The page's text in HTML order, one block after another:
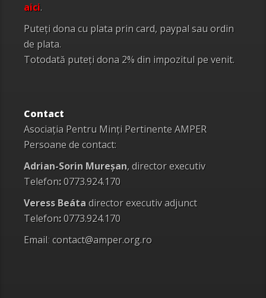
aici.
Puteți dona cu plata prin card, paypal sau ordin
de plata.
Totodată puteți dona 2% din impozitul pe venit.
Contact
Asociația Pentru Minți Pertinente AMPER
Persoane de contact:
Adrian-Sorin Mureșan, director executiv
Telefon:0773.924.170
Veress Beátadirector executiv adjunct
Telefon:0773.924.170
Email:contact@amper.org.ro